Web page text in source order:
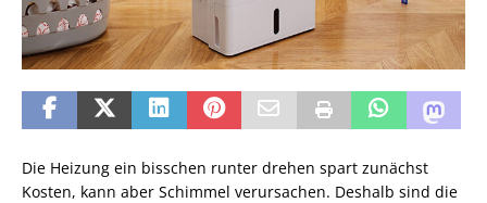
Die Heizung ein bisschen runter drehen spart zunächst
Kosten, kann aber Schimmel verursachen. Deshalb sind die